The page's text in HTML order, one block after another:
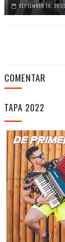
SEPTEMBER 16,
COMENTAR
TAPA 2022